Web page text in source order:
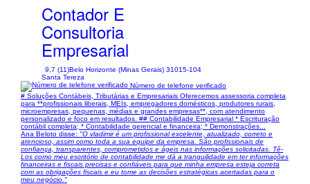
Contador E
Consultoria
Empresarial
9,7 (11)Belo Horizonte (Minas Gerais) 31015-104
Santa Tereza
Número de telefone verificado
# Soluções Contábeis, Tributárias e Empresariais Oferecemos assessoria completa
para **profissionais liberais, MEIs, empregadores domésticos, produtores rurais,
microempresas, pequenas, médias e grandes empresas**, com atendimento
personalizado e foco em resultados. ## Contabilidade Empresarial * Escrituração
contábil completa; * Contabilidade gerencial e financeira; * Demonstrações...
Ana Beloto disse: "O vladimir é um profissional excelente, atualizado, correto e
atencioso, assim como toda a sua equipe da empresa. São profissionais de
confiança, transparentes, comprometidos e ágeis nas informações solicitadas. Tê-
Los como meu escritório de contabilidade me dá a tranquilidade em ter informações
financeiras e fiscais precisas e confiáveis para que minha empresa esteja correta
com as obrigações fiscais e eu tome as decisões estratégicas acertadas para o
meu negócio."